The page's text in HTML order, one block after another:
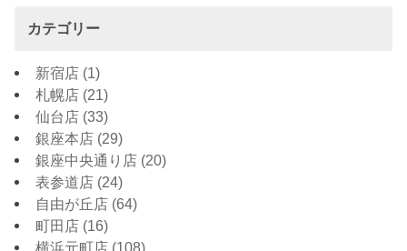
カテゴリー
新宿店 (1)
札幌店 (21)
仙台店 (33)
銀座本店 (29)
銀座中央通り店 (20)
表参道店 (24)
自由が丘店 (64)
町田店 (16)
横浜元町店 (108)